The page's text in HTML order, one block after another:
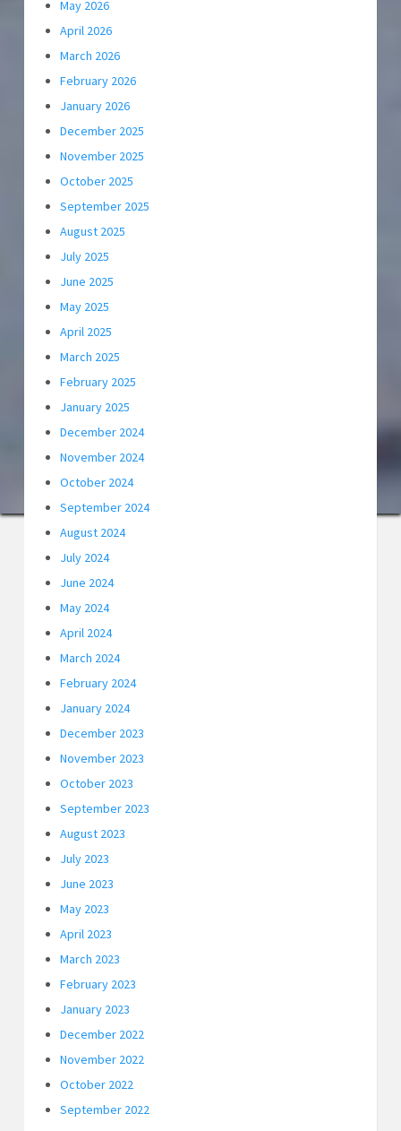
May 2026
April 2026
March 2026
February 2026
January 2026
December 2025
November 2025
October 2025
September 2025
August 2025
July 2025
June 2025
May 2025
April 2025
March 2025
February 2025
January 2025
December 2024
November 2024
October 2024
September 2024
August 2024
July 2024
June 2024
May 2024
April 2024
March 2024
February 2024
January 2024
December 2023
November 2023
October 2023
September 2023
August 2023
July 2023
June 2023
May 2023
April 2023
March 2023
February 2023
January 2023
December 2022
November 2022
October 2022
September 2022